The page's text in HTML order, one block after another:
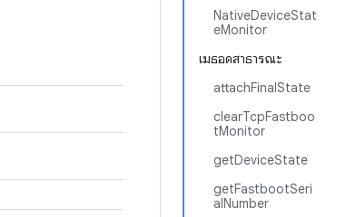
NativeDeviceStat
eMonitor
เมธอดสาธารณะ
attachFinalState
clearTcpFastboo
tMonitor
getDeviceState
getFastbootSeri
alNumber